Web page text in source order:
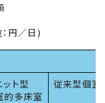
円／日)
ット型
的多床室
従来型個室